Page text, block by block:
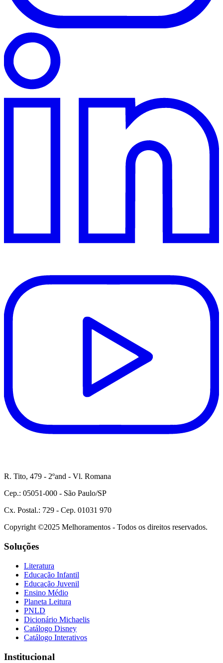
R. Tito, 479 - 2ºand - Vl. Romana
Cep.: 05051-000 - São Paulo/SP
Cx. Postal.: 729 - Cep. 01031 970
Copyright ©2025 Melhoramentos - Todos os direitos reservados.
Soluções
Literatura
Educação Infantil
Educação Juvenil
Ensino Médio
Planeta Leitura
PNLD
Dicionário Michaelis
Catálogo Disney
Catálogo Interativos
Institucional